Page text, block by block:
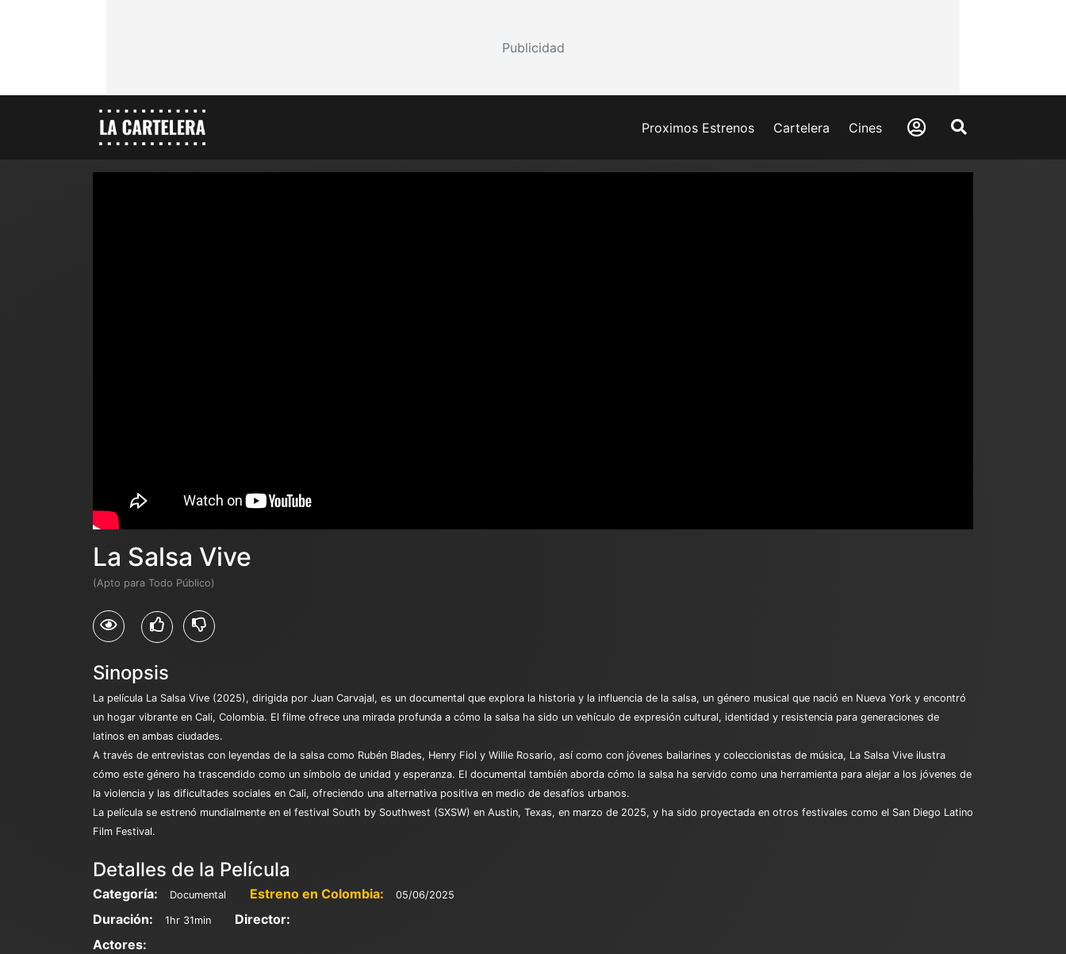
Publicidad
Proximos Estrenos Cartelera Cines
La Salsa Vive
(Apto para Todo Público)
Sinopsis
La película La Salsa Vive (2025), dirigida por Juan Carvajal, es un documental que explora la historia y la influencia de la salsa, un género musical que nació en Nueva York y encontró
un hogar vibrante en Cali, Colombia. El filme ofrece una mirada profunda a cómo la salsa ha sido un vehículo de expresión cultural, identidad y resistencia para generaciones de
latinos en ambas ciudades.
A través de entrevistas con leyendas de la salsa como Rubén Blades, Henry Fiol y Willie Rosario, así como con jóvenes bailarines y coleccionistas de música, La Salsa Vive ilustra
cómo este género ha trascendido como un símbolo de unidad y esperanza. El documental también aborda cómo la salsa ha servido como una herramienta para alejar a los jóvenes de
la violencia y las dificultades sociales en Cali, ofreciendo una alternativa positiva en medio de desafíos urbanos.
La película se estrenó mundialmente en el festival South by Southwest (SXSW) en Austin, Texas, en marzo de 2025, y ha sido proyectada en otros festivales como el San Diego Latino
Film Festival.
Detalles de la Película
Categoría: Documental Estreno en Colombia: 05/06/2025
Duración: 1hr 31min
Director:
Actores: